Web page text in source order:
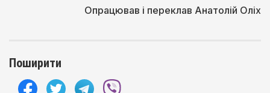
Опрацював і переклав Анатолій Оліх
Поширити